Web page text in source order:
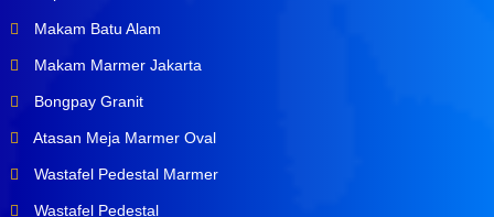
Makam Batu Alam
Makam Marmer Jakarta
Bongpay Granit
Atasan Meja Marmer Oval
Wastafel Pedestal Marmer
Wastafel Pedestal